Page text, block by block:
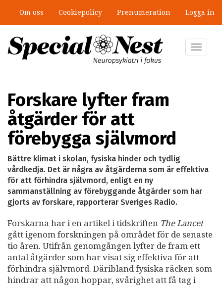
huvudinnehåll
Om oss Cookiepolicy Prenumeration Logga in
Toggle
Forskare lyfter fram
åtgärder för att
förebygga självmord
Bättre klimat i skolan, fysiska hinder och tydlig
vårdkedja. Det är några av åtgärderna som är effektiva
för att förhindra självmord, enligt en ny
sammanställning av förebyggande åtgärder som har
gjorts av forskare, rapporterar Sveriges Radio.
Forskarna har i en artikel i tidskriften The Lancet
gått igenom forskningen på området för de senaste
tio åren. Utifrån genomgången lyfter de fram ett
antal åtgärder som har visat sig effektiva för att
förhindra självmord. Däribland fysiska räcken som
hindrar att någon hoppar, svårighet att få tag i